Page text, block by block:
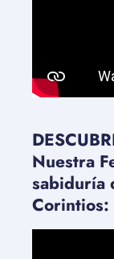
Nuestra
sabiduría